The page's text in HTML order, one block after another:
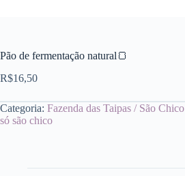
Pão de fermentação natural🍞
R$16,50
Categoria: Fazenda das Taipas / São Chico
só são chico